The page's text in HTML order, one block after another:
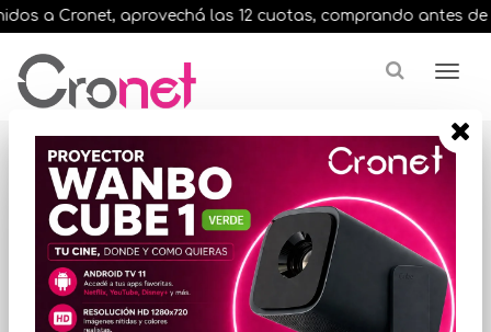
a Cronet, aprovechá las 12 cuotas, comprando antes de
Resultados para
ORDENAR POR PRECIO
No hay productos
que mostrar...